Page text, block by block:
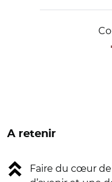
A retenir
Faire du cœur